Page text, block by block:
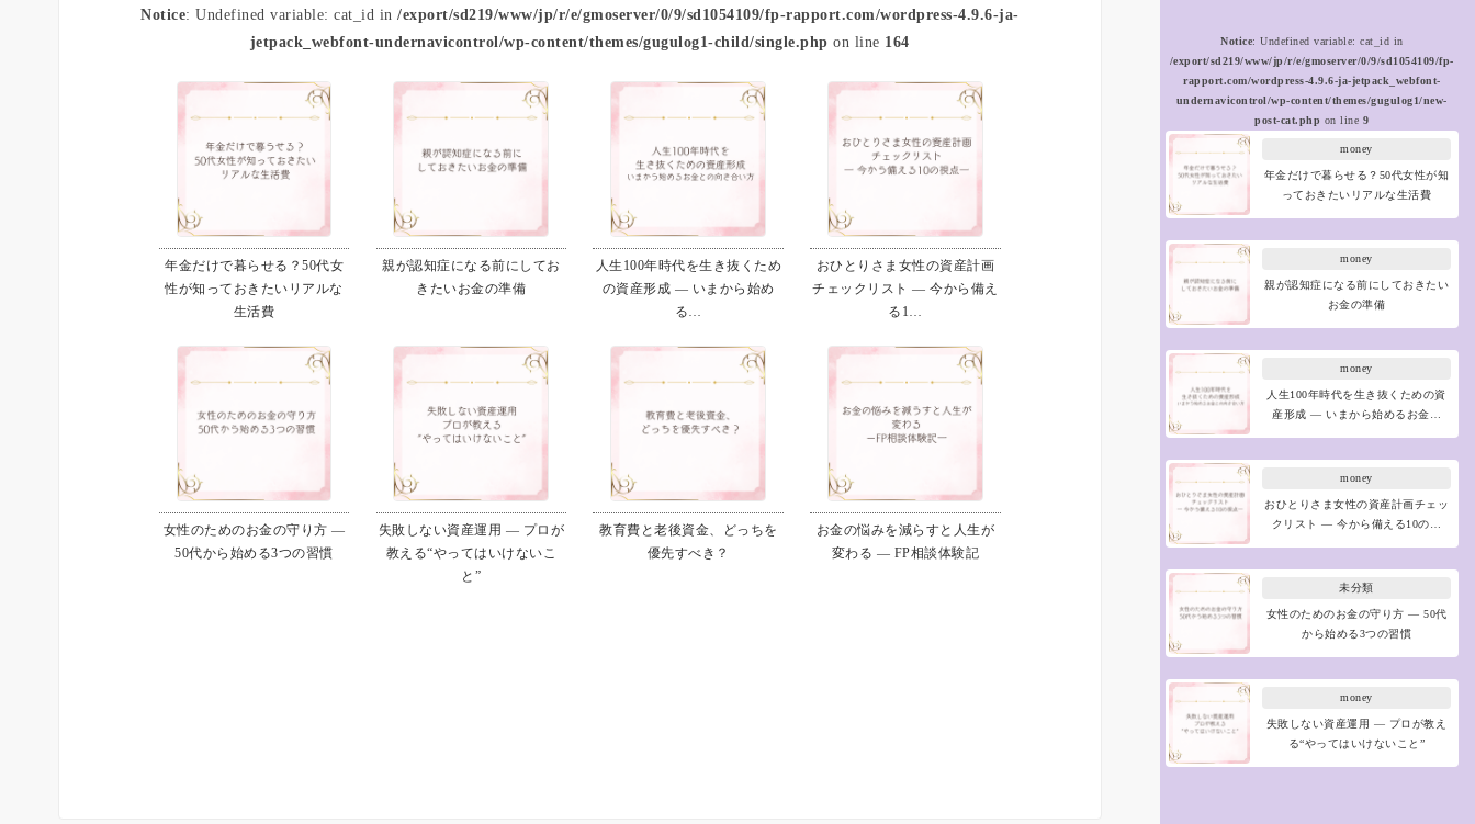
Notice: Undefined variable: cat_id in/export/sd219/www/jp/r/e/gmoserver/0/9/sd1054109/fp-rapport.com/wordpress-4.9.6-ja-
jetpack_webfont-undernavicontrol/wp-content/themes/gugulog1-child/single.php on line 164
年金だけで暮らせる？50代女
性が知っておきたいリアルな
生活費
親が認知症になる前にしてお
きたいお金の準備
人生100年時代を生き抜くため
の資産形成 ― いまから始め
る…
おひとりさま女性の資産計画
チェックリスト ― 今から備え
る1…
女性のためのお金の守り方 ―
50代から始める3つの習慣
失敗しない資産運用 ― プロが
教える“やってはいけないこ
と”
教育費と老後資金、どっちを
優先すべき？
お金の悩みを減らすと人生が
変わる ― FP相談体験記
Notice: Undefined variable: cat_id in
/export/sd219/www/jp/r/e/gmoserver/0/9/sd1054109/fp-
rapport.com/wordpress-4.9.6-ja-jetpack_webfont-
undernavicontrol/wp-content/themes/gugulog1/new-
post-cat.php on line 9
money
年金だけで暮らせる？50代女性が知
っておきたいリアルな生活費
money
親が認知症になる前にしておきたい
お金の準備
money
人生100年時代を生き抜くための資
産形成 ― いまから始めるお金…
money
おひとりさま女性の資産計画チェッ
クリスト ― 今から備える10の…
未分類
女性のためのお金の守り方 ― 50代
から始める3つの習慣
money
失敗しない資産運用 ― プロが教え
る“やってはいけないこと”